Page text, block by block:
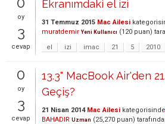
oy
3
cevap
Ekranımdaki el izi
31 Temmuz 2015 Mac Ailesi
muratdemir Yeni Kullanıcı (120 puan)
el
izi imac 21 5 2010
0
oy
3
cevap
13.3" MacBook Air'den
Geçiş?
21 Nisan 2014 Mac Ailesi kategorisinde
BAHADIR Uzman (25,270 puan)